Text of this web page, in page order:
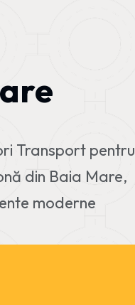
Transport pentru
din Baia Mare,
moderne